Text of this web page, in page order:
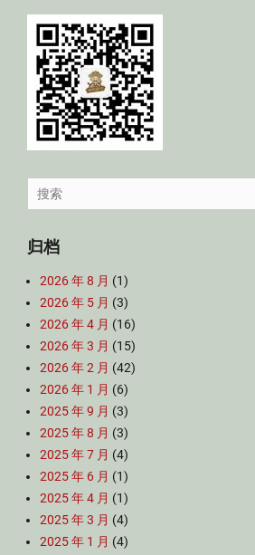
Search
for:
归档
2026 年 8 月 (1)
2026 年 5 月 (3)
2026 年 4 月 (16)
2026 年 3 月 (15)
2026 年 2 月 (42)
2026 年 1 月 (6)
2025 年 9 月 (3)
2025 年 8 月 (3)
2025 年 7 月 (4)
2025 年 6 月 (1)
2025 年 4 月 (1)
2025 年 3 月 (4)
2025 年 1 月 (4)